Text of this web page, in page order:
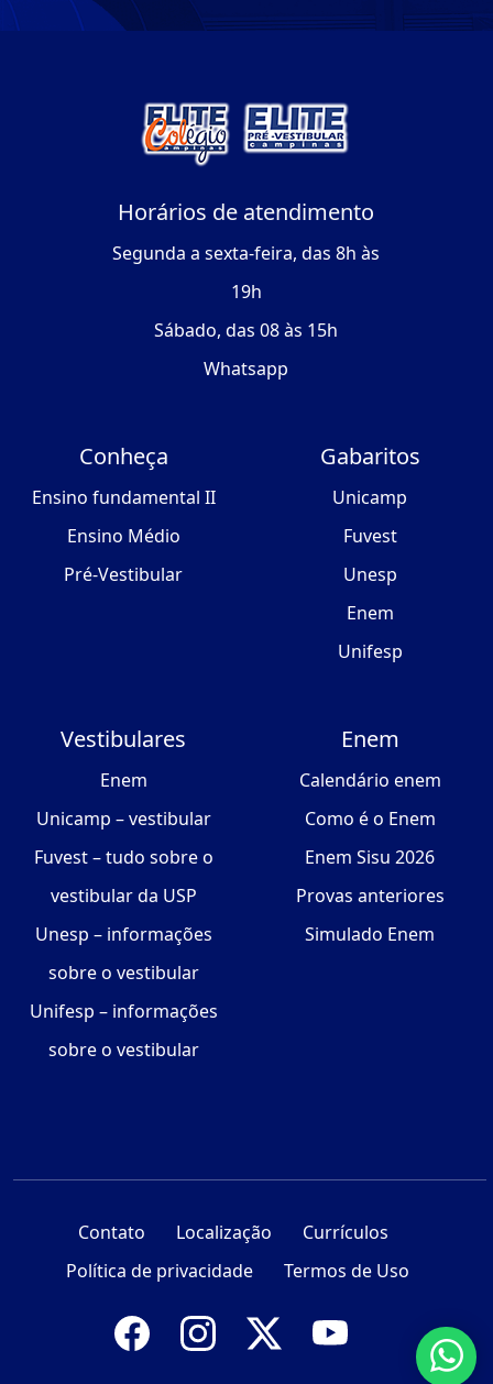
Horários de atendimento
Segunda a sexta-feira, das 8h às
19h
Sábado, das 08 às 15h
Whatsapp
Conheça
Ensino fundamental II
Ensino Médio
Pré-Vestibular
Gabaritos
Unicamp
Fuvest
Unesp
Enem
Unifesp
Vestibulares
Enem
Unicamp – vestibular
Fuvest – tudo sobre o
vestibular da USP
Unesp – informações
sobre o vestibular
Unifesp – informações
sobre o vestibular
Enem
Calendário enem
Como é o Enem
Enem Sisu 2026
Provas anteriores
Simulado Enem
Contato Localização
Currículos
Política de privacidade
Termos de Uso